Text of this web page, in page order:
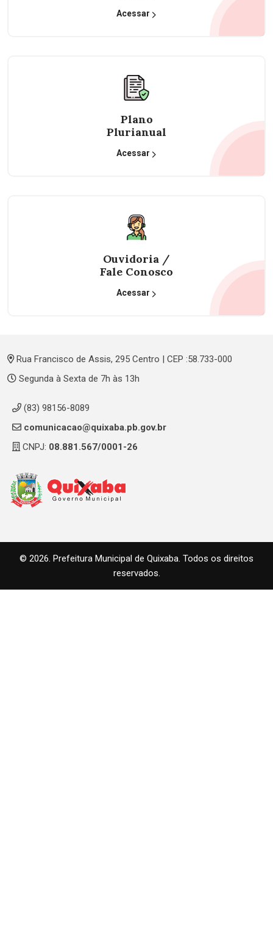
Acessar
Plano
Plurianual
Acessar
Ouvidoria /
Fale Conosco
Acessar
Rua Francisco de Assis, 295 Centro | CEP :58.733-000
Segunda à Sexta de 7h às 13h
(83) 98156-8089
comunicacao@quixaba.pb.gov.br
CNPJ: 08.881.567/0001-26
© 2026. Prefeitura Municipal de Quixaba. Todos os direitos
reservados.